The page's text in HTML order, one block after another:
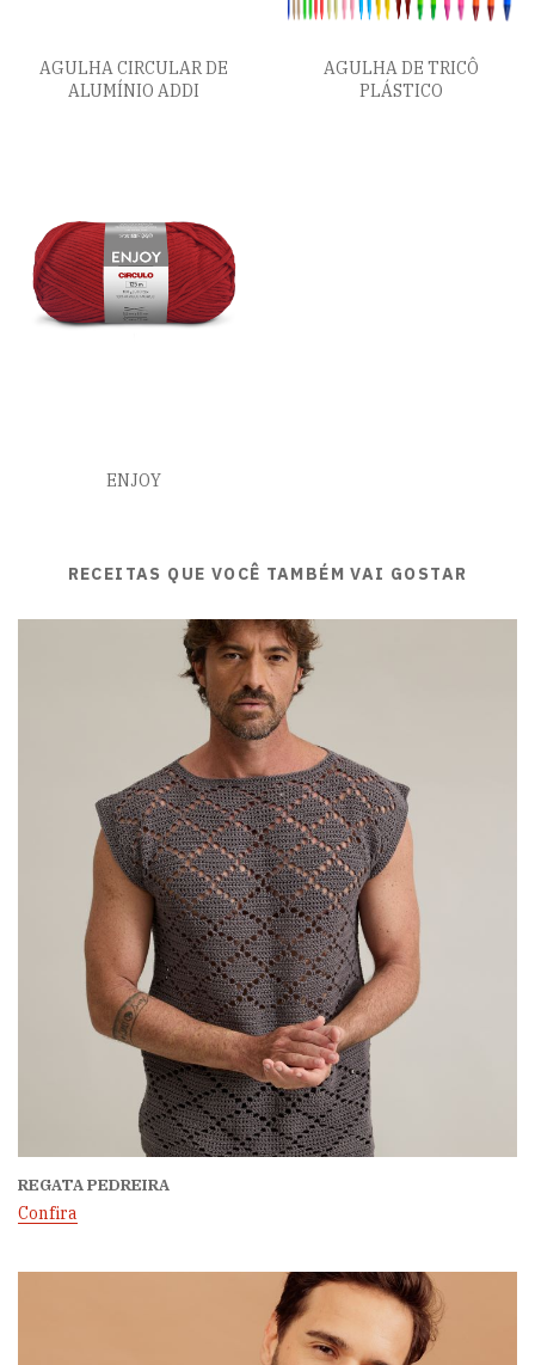
AGULHA CIRCULAR DE
ALUMÍNIO ADDI
AGULHA DE TRICÔ
PLÁSTICO
ENJOY
RECEITAS QUE VOCÊ TAMBÉM VAI GOSTAR
REGATA PEDREIRA
Confira